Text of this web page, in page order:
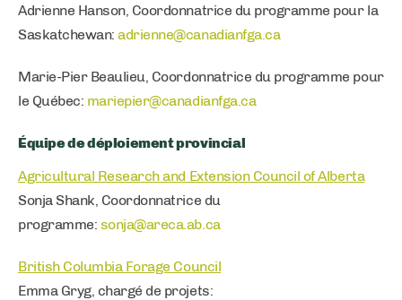
Adrienne Hanson, Coordonnatrice du programme pour la
Saskatchewan:adrienne@canadianfga.ca
Marie-Pier Beaulieu, Coordonnatrice du programme pour
le Québec: mariepier@canadianfga.ca
Équipe de déploiement provincial
Agricultural Research and Extension Council of Alberta
Sonja Shank, Coordonnatrice du
programme: sonja@areca.ab.ca
British Columbia Forage Council
Emma Gryg, chargé de projets: